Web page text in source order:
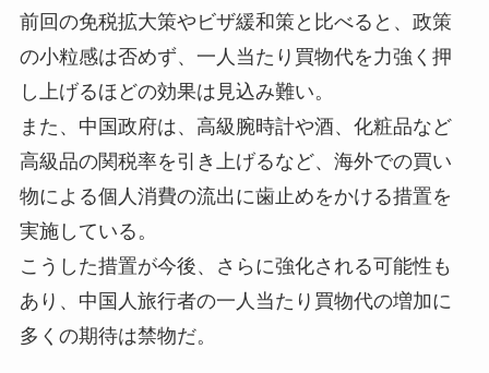
前回の免税拡大策やビザ緩和策と比べると、政策
の小粒感は否めず、一人当たり買物代を力強く押
し上げるほどの効果は見込み難い。
また、中国政府は、高級腕時計や酒、化粧品など
高級品の関税率を引き上げるなど、海外での買い
物による個人消費の流出に歯止めをかける措置を
実施している。
こうした措置が今後、さらに強化される可能性も
あり、中国人旅行者の一人当たり買物代の増加に
多くの期待は禁物だ。